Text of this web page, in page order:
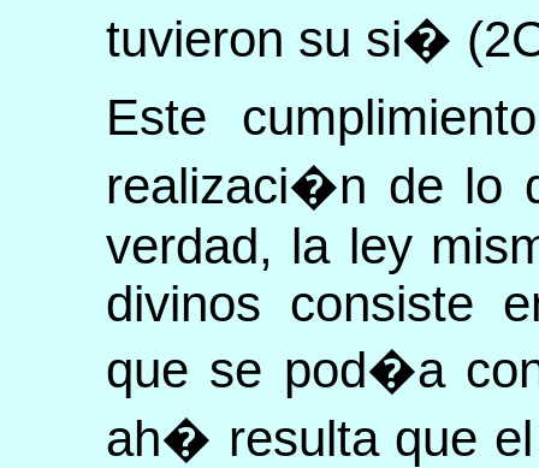
tuvieron su si�
Este
realizaci�n de lo
verdad, la ley
divinos consiste
que se pod�a
ah� resulta que el